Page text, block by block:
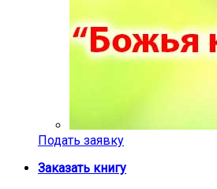
Подать заявку
Заказать книгу